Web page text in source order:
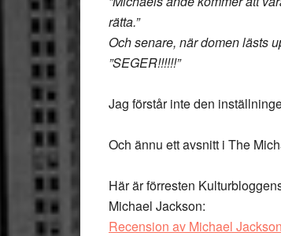
rätta.”
Och senare, när domen lästs
”SEGER!!!!!!”
Jag förstår inte den
Och ännu ett avsnitt i The
Här är förresten
Michael Jackson:
Recension av Michael